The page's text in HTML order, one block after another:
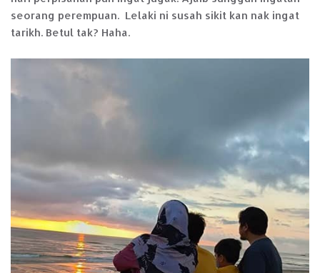
seorang perempuan. Lelaki ni susah sikit kan nak ingat
tarikh. Betul tak? Haha.